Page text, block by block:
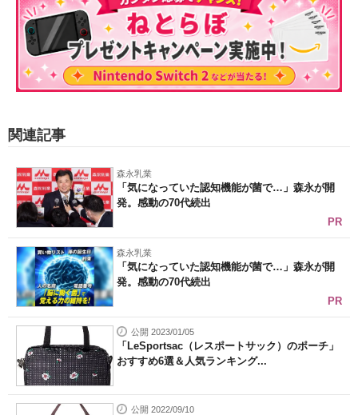
関連記事
森永乳業
「気になっていた認知機能が菌で…」森永が開
発。感動の70代続出
PR
森永乳業
「気になっていた認知機能が菌で…」森永が開
発。感動の70代続出
PR
公開 2023/01/05
「LeSportsac（レスポートサック）のポーチ」
おすすめ6選＆人気ランキング...
公開 2022/09/10